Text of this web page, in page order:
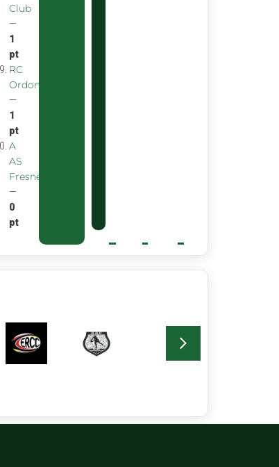
Club
—
1
pt
RC
Ordon
—
1
pt
A
AS
Fresnes
—
0
pt